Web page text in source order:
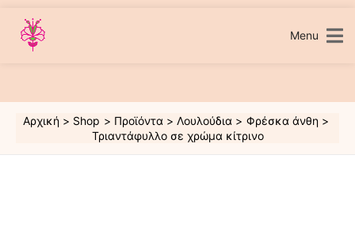
περιεχόμενο
Menu
Αρχική Shop Προϊόντα Λουλούδια
Φρέσκα άνθη
Τριαντάφυλλο σε χρώμα κίτρινο